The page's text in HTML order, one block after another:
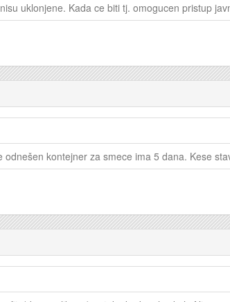
uklonjene. Kada ce biti tj. omogucen pristup
odnešen kontejner za smece ima 5 dana. Kese